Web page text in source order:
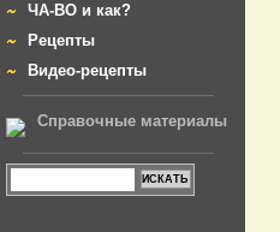
ЧА-ВО и как?
Рецепты
Видео-рецепты
Справочные материалы